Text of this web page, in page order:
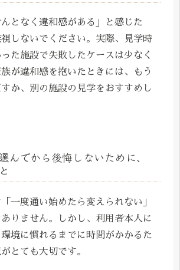
となく違和感がある」と感じた
しないでください。実際、見学時
た施設で失敗したケースは少なく
が違和感を抱いたときには、もう
か、別の施設の見学をおすすめし
んでから後悔しないために、
一度通い始めたら変えられない」
りません。しかし、利用者本人に
境に慣れるまでに時間がかかるた
とても大切です。